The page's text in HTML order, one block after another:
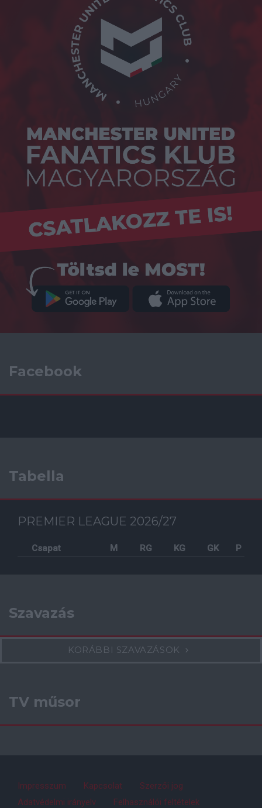
Facebook
Tabella
PREMIER LEAGUE 2026/27
Csapat M RG KG GK P
Szavazás
KORÁBBI SZAVAZÁSOK
TV műsor
Impresszum Kapcsolat
Szerzői jog
Adatvédelmi irányelv
Felhasználói feltételek